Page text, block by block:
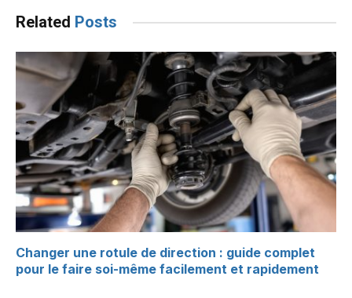
Related Posts
Changer une rotule de direction : guide complet
pour le faire soi-même facilement et rapidement